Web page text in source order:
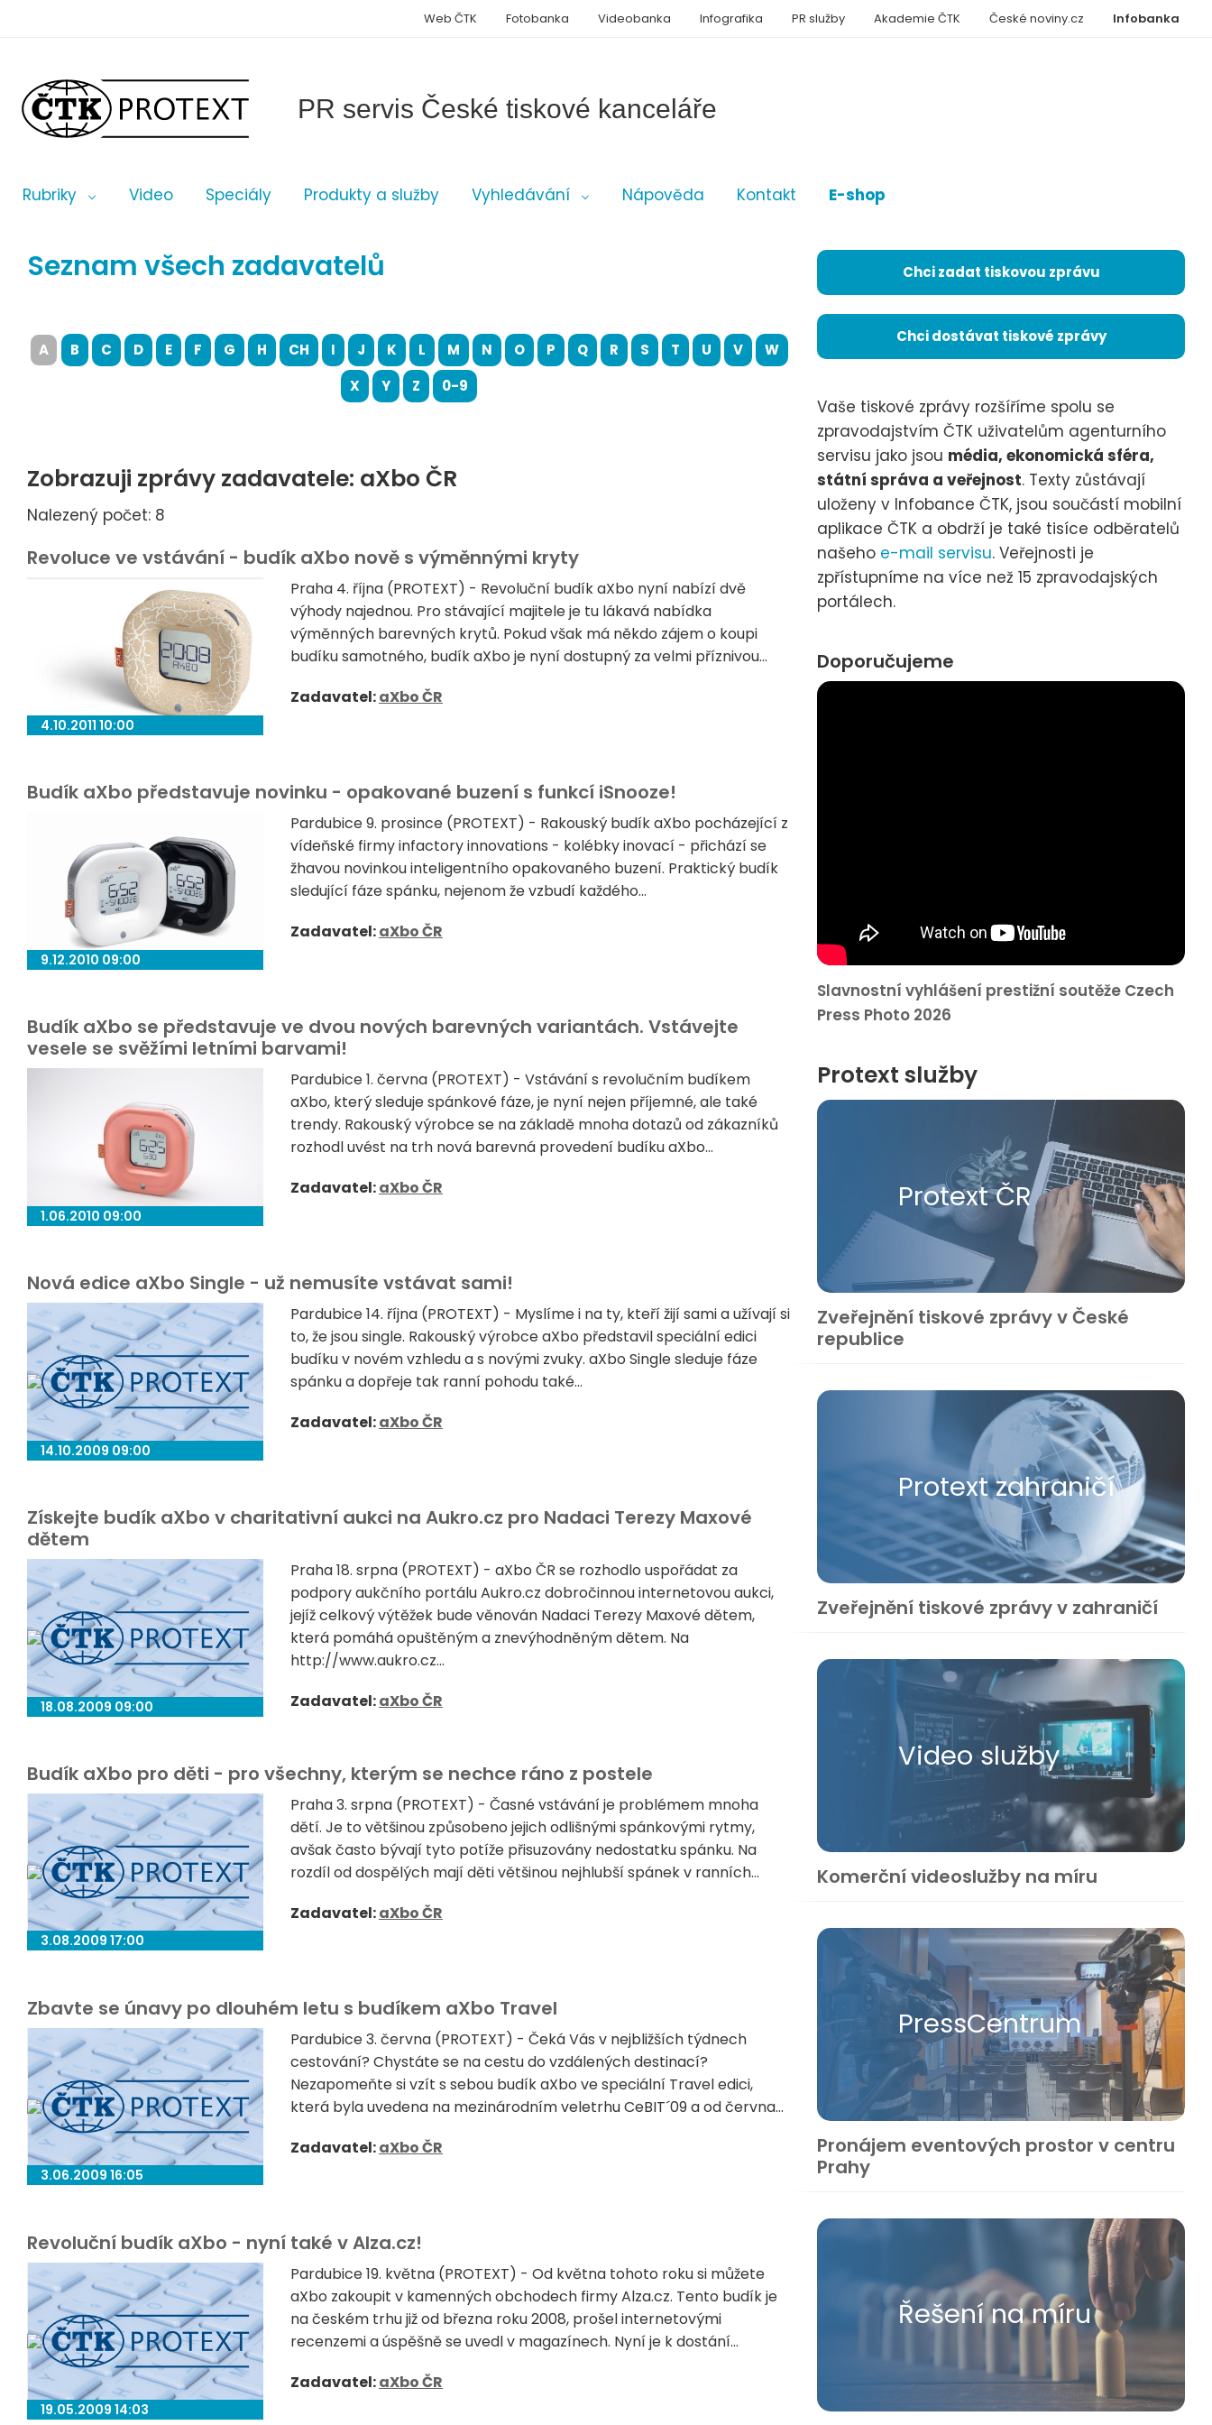
PR servis České tiskové kanceláře
Rubriky Video Speciály Produkty a služby Vyhledávání Nápověda Kontakt E-shop
Infobanka
Web ČTK Fotobanka Videobanka Infografika PR služby Akademie ČTK České noviny.cz
Seznam všech zadavatelů
A B C D E F G H CH I J K L M N O P Q R S T U V
W
X
Y Z 0-9
Zobrazuji zprávy zadavatele: aXbo ČR
Nalezený počet: 8
Revoluce ve vstávání - budík aXbo nově s výměnnými kryty
4.10.2011 10:00
Praha 4. října (PROTEXT) - Revoluční budík aXbo nyní nabízí dvě
výhody najednou. Pro stávající majitele je tu lákavá nabídka
výměnných barevných krytů. Pokud však má někdo zájem o koupi
budíku samotného, budík aXbo je nyní dostupný za velmi příznivou...
Zadavatel:aXbo ČR
Budík aXbo představuje novinku - opakované buzení s funkcí iSnooze!
9.12.2010 09:00
Pardubice 9. prosince (PROTEXT) - Rakouský budík aXbo pocházející z
vídeňské firmy infactory innovations - kolébky inovací - přichází se
žhavou novinkou inteligentního opakovaného buzení. Praktický budík
sledující fáze spánku, nejenom že vzbudí každého...
Zadavatel:aXbo ČR
Budík aXbo se představuje ve dvou nových barevných variantách. Vstávejte
vesele se svěžími letními barvami!
1.06.2010 09:00
Pardubice 1. června (PROTEXT) - Vstávání s revolučním budíkem
aXbo, který sleduje spánkové fáze, je nyní nejen příjemné, ale také
trendy. Rakouský výrobce se na základě mnoha dotazů od zákazníků
rozhodl uvést na trh nová barevná provedení budíku aXbo...
Zadavatel:aXbo ČR
Nová edice aXbo Single - už nemusíte vstávat sami!
14.10.2009 09:00
Pardubice 14. října (PROTEXT) - Myslíme i na ty, kteří žijí sami a užívají si
to, že jsou single. Rakouský výrobce aXbo představil speciální edici
budíku v novém vzhledu a s novými zvuky. aXbo Single sleduje fáze
spánku a dopřeje tak ranní pohodu také...
Zadavatel:aXbo ČR
Získejte budík aXbo v charitativní aukci na Aukro.cz pro Nadaci Terezy Maxové
dětem
18.08.2009 09:00
Praha 18. srpna (PROTEXT) - aXbo ČR se rozhodlo uspořádat za
podpory aukčního portálu Aukro.cz dobročinnou internetovou aukci,
jejíž celkový výtěžek bude věnován Nadaci Terezy Maxové dětem,
která pomáhá opuštěným a znevýhodněným dětem. Na
http://www.aukro.cz...
Zadavatel:aXbo ČR
Budík aXbo pro děti - pro všechny, kterým se nechce ráno z postele
3.08.2009 17:00
Praha 3. srpna (PROTEXT) - Časné vstávání je problémem mnoha
dětí. Je to většinou způsobeno jejich odlišnými spánkovými rytmy,
avšak často bývají tyto potíže přisuzovány nedostatku spánku. Na
rozdíl od dospělých mají děti většinou nejhlubší spánek v ranních...
Zadavatel:aXbo ČR
Zbavte se únavy po dlouhém letu s budíkem aXbo Travel
3.06.2009 16:05
Pardubice 3. června (PROTEXT) - Čeká Vás v nejbližších týdnech
cestování? Chystáte se na cestu do vzdálených destinací?
Nezapomeňte si vzít s sebou budík aXbo ve speciální Travel edici,
která byla uvedena na mezinárodním veletrhu CeBIT´09 a od června...
Zadavatel:aXbo ČR
Revoluční budík aXbo - nyní také v Alza.cz!
19.05.2009 14:03
Pardubice 19. května (PROTEXT) - Od května tohoto roku si můžete
aXbo zakoupit v kamenných obchodech firmy Alza.cz. Tento budík je
na českém trhu již od března roku 2008, prošel internetovými
recenzemi a úspěšně se uvedl v magazínech. Nyní je k dostání...
Zadavatel:aXbo ČR
Chci zadat tiskovou zprávu
Chci dostávat tiskové zprávy
Vaše tiskové zprávy rozšíříme spolu se
zpravodajstvím ČTK uživatelům agenturního
servisu jako jsou média, ekonomická sféra,
státní správa a veřejnost. Texty zůstávají
uloženy v Infobance ČTK, jsou součástí mobilní
aplikace ČTK a obdrží je také tisíce odběratelů
našeho e-mail servisu. Veřejnosti je
zpřístupníme na více než 15 zpravodajských
portálech.
Doporučujeme
Slavnostní vyhlášení prestižní soutěže Czech
Press Photo 2026
Protext služby
Protext ČR
Zveřejnění tiskové zprávy v České
republice
Protext zahraničí
Zveřejnění tiskové zprávy v zahraničí
Video služby
Komerční videoslužby na míru
Press​Centrum
Pronájem eventových prostor v centru
Prahy
Řešení na míru